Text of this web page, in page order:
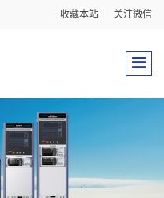
收藏本站 关注微信